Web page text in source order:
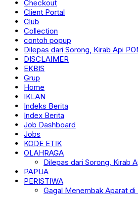
Checkout
Client Portal
Club
Collection
contoh popup
Dilepas dari Sorong, Kirab Api
DISCLAIMER
EKBIS
Grup
Home
IKLAN
Indeks Berita
Index Berita
Job Dashboard
Jobs
KODE ETIK
OLAHRAGA
Dilepas dari Sorong, Kirab
PAPUA
PERISTIWA
Gagal Menembak Aparat